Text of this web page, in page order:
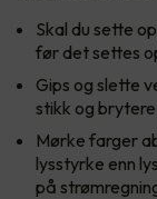
Skal du sette
før det settes
Gips og slette
stikk og
Mørke farger
lysstyrke enn
på